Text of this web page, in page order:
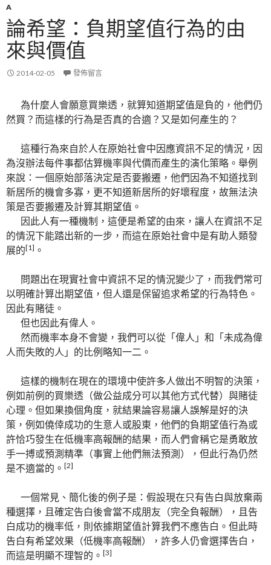
A
論希望：負期望值行為的由
來與價值
2014-02-05 發佈留言
為什麼人會願意買樂透，就算知道期望值是負的，他們仍
然買？而這樣的行為是否真的合適？又是如何產生的？
這種行為來自於人在原始社會中因應資訊不足的情況，因
為沒辦法每件事都估算機率與代價而產生的演化策略。舉例
來說：一個原始部落決定是否要搬遷，他們因為不知道找到
新居所的機會多寡，更不知道新居所的好壞程度，故無法決
策是否要搬遷及計算其期望值。
因此人有一種機制，這便是希望的由來，讓人在資訊不足
的情況下能踏出新的一步，而這在原始社會中是有助人類發
展的[1] 。
問題出在現實社會中資訊不足的情況變少了，而我們常可
以明確計算出期望值，但人還是保留追求希望的行為特色。
因此有賭徒。
但也因此有偉人。
然而機率本身不會變，我們可以從「偉人」和「未成為偉
人而失敗的人」的比例略知一二。
這樣的機制在現在的環境中使許多人做出不明智的決策，
例如前例的買樂透（做公益成分可以其他方式代替）與賭徒
心理。但如果換個角度，就結果論容易讓人誤解是好的決
策，例如僥倖成功的生意人或股東，他們的負期望值行為或
許恰巧發生在低機率高報酬的結果，而人們會稱它是勇敢放
手一搏或預測精準（事實上他們無法預測），但此行為仍然
是不適當的。 [2]
一個常見、簡化後的例子是：假設現在只有告白與放棄兩
種選擇，且確定告白後會當不成朋友（完全負報酬），且告
白成功的機率低，則依據期望值計算我們不應告白。但此時
告白有希望效果（低機率高報酬），許多人仍會選擇告白，
而這是明顯不理智的。 [3]